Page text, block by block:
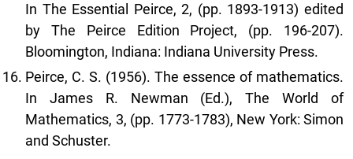
In The Essential Peirce, 2, (pp. 1893-1913) edited
by The Peirce Edition Project, (pp. 196-207).
Bloomington, Indiana: Indiana University Press.
Peirce, C. S. (1956). The essence of mathematics.
In James R. Newman (Ed.), The World of
Mathematics, 3, (pp. 1773-1783), New York: Simon
and Schuster.